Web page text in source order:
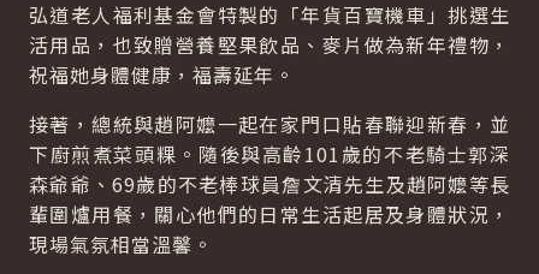
弘道老人福利基金會特製的「年貨百寶機車」挑選生
活用品，也致贈營養堅果飲品、麥片做為新年禮物，
祝福她身體健康，福壽延年。
接著，總統與趙阿嬤一起在家門口貼春聯迎新春，並
下廚煎煮菜頭粿。隨後與高齡101歲的不老騎士郭深
森爺爺、69歲的不老棒球員詹文清先生及趙阿嬤等長
輩圍爐用餐，關心他們的日常生活起居及身體狀況，
現場氣氛相當溫馨。